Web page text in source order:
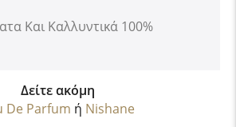
Και Καλλυντικά 100%
Δείτε ακόμη
De Parfum ή Nishane